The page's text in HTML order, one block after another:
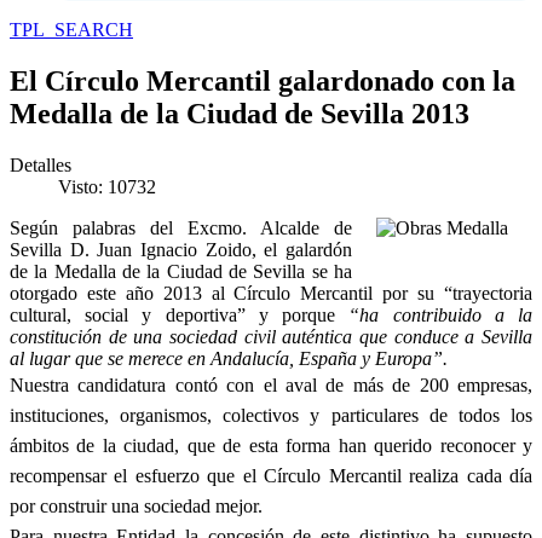
TPL_SEARCH
El Círculo Mercantil galardonado con la
Medalla de la Ciudad de Sevilla 2013
Detalles
Visto: 10732
Según palabras del Excmo. Alcalde de
Sevilla D. Juan Ignacio Zoido, el galardón
de la Medalla de la Ciudad de Sevilla se ha
otorgado este año 2013 al Círculo Mercantil por su “trayectoria
cultural, social y deportiva” y porque “ha contribuido a la
constitución de una sociedad civil auténtica que conduce a Sevilla
al lugar que se merece en Andalucía, España y Europa”.
Nuestra candidatura contó con el aval de más de 200 empresas,
instituciones, organismos, colectivos y particulares de todos los
ámbitos de la ciudad, que de esta forma han querido reconocer y
recompensar el esfuerzo que el Círculo Mercantil realiza cada día
por construir una sociedad mejor.